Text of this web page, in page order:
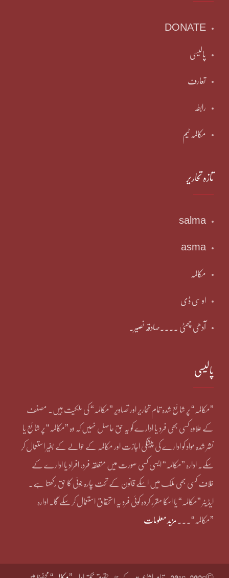
DONATE
پالیسی
تعارف
رابطہ
مکالمہ ٹیم
تازہ تحاریر
salma
asma
مکالمہ
او سی ڈی
آدھی چھٹی ۔۔۔۔صادقہ نصیر۔
پالیسی
”مکالمہ“ پر شائع شدہ تمام تحاریر اور تصاویر ”مکالمہ“ کی ملکیت ہیں۔ مصنف
کے علاوہ کسی بھی فرد یا ادارے کو یہ حق حاصل نہیں کہ وہ ”مکالمہ“ پر شائع یا
نشر شدہ مواد کو ادارے کی پیشگی اجازت اور مکالمہ کے حوالے کے بغیر استعمال کر
سکے۔ ادارہ ”مکالمہ“ ایسی کسی صورت میں متعلقہ فرد، افراد یا ادارے کے
خلاف کسی بھی ملک میں اسکے قانون کے تحت چارہ جوئی کا حق رکھتا ہے۔
ایڈیٹر ”مکالمہ“ یا اسکا مقرر کردہ کوئی فرد یہ استحقاق استعمال کر سکے گا۔ ادارہ
”مکالمہ“۔۔۔ مزید معلومات